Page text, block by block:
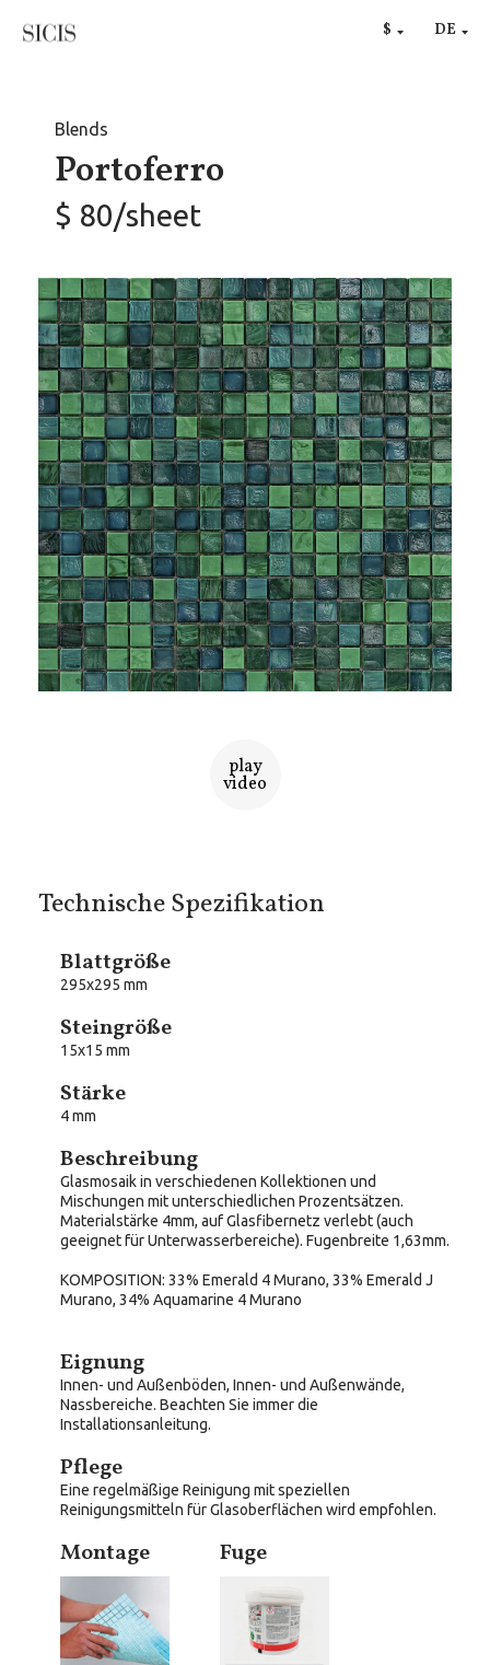
$€ DE
RU
Blends
Portoferro
$ 80/sheet
play
video
Technische Spezifikation
Blattgröße
295x295 mm
Steingröße
15x15 mm
Stärke
4 mm
Beschreibung
Glasmosaik in verschiedenen Kollektionen und
Mischungen mit unterschiedlichen Prozentsätzen.
Materialstärke 4mm, auf Glasfibernetz verlebt (auch
geeignet für Unterwasserbereiche). Fugenbreite 1,63mm.
KOMPOSITION: 33% Emerald 4 Murano, 33% Emerald J
Murano, 34% Aquamarine 4 Murano
Eignung
Innen- und Außenböden, Innen- und Außenwände,
Nassbereiche. Beachten Sie immer die
Installationsanleitung.
Pflege
Eine regelmäßige Reinigung mit speziellen
Reinigungsmitteln für Glasoberflächen wird empfohlen.
Montage Fuge